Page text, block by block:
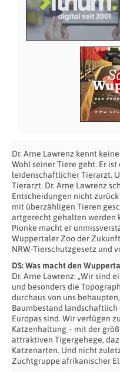
Dr. Arne Lawrenz kennt
Wohl seiner Tiere geht. Er
leidenschaftlicher Tierarzt.
Tierarzt. Dr. Arne Lawrenz
Entscheidungen nicht
mit überzähligen Tieren
artgerecht gehalten werden
Pionke macht er
Wuppertaler Zoo der
NRW-Tierschutzgesetz und
DS: Was macht den
Dr. Arne Lawrenz: „Wir sind
und besonders die
durchaus von uns
Baumbestand
Europas sind. Wir verfügen
Katzenhaltung – mit der
attraktiven Tigergehege,
Katzenarten. Und nicht
Zuchtgruppe afrikanischer